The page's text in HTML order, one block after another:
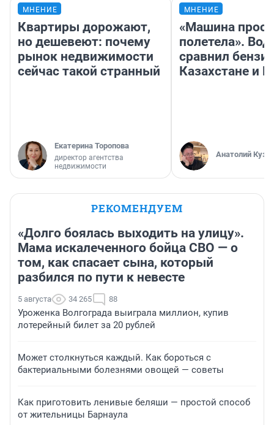
МНЕНИЕ
Квартиры дорожают,
но дешевеют: почему
рынок недвижимости
сейчас такой странный
Екатерина Торопова
директор агентства
недвижимости
МНЕНИЕ
«Машина
полетела».
сравнил
Казахстане и
Анатолий
РЕКОМЕНДУЕМ
«Долго боялась выходить на улицу».
Мама искалеченного бойца СВО — о
том, как спасает сына, который
разбился по пути к невесте
5 августа 34 265 88
Уроженка Волгограда выиграла миллион, купив
лотерейный билет за 20 рублей
Может столкнуться каждый. Как бороться с
бактериальными болезнями овощей — советы
Как приготовить ленивые беляши — простой способ
от жительницы Барнаула